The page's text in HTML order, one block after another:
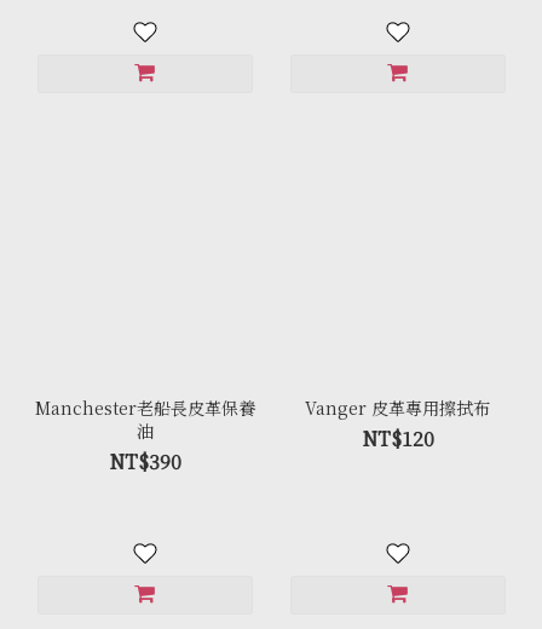
Manchester老船長皮革保養
油
NT$390
Vanger 皮革專用擦拭布
NT$120